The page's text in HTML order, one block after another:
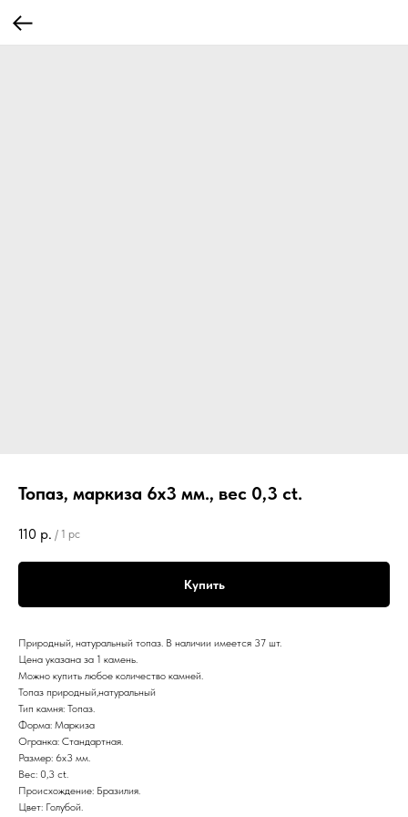
Топаз, маркиза 6х3 мм., вес 0,3 ct.
110 р. / 1 pc
Купить
Природный, натуральный топаз. В наличии имеется 37 шт.
Цена указана за 1 камень.
Можно купить любое количество камней.
Топаз природный,натуральный
Тип камня: Топаз.
Форма: Маркиза
Огранка: Стандартная.
Размер: 6х3 мм.
Вес: 0,3 ct.
Происхождение: Бразилия.
Цвет: Голубой.